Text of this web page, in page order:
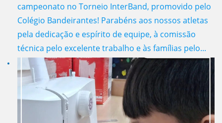
campeonato no Torneio InterBand, promovido pelo
Colégio Bandeirantes! Parabéns aos nossos atletas
pela dedicação e espírito de equipe, à comissão
técnica pelo excelente trabalho e às famílias pelo...